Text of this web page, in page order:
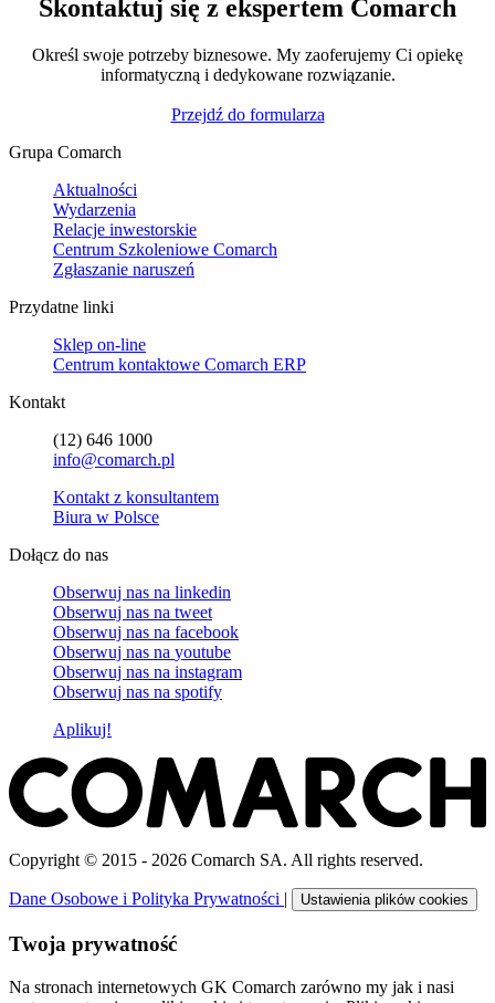
Skontaktuj się z ekspertem Comarch
Określ swoje potrzeby biznesowe. My zaoferujemy Ci opiekę
informatyczną i dedykowane rozwiązanie.
Przejdź do formularza
Grupa Comarch
Aktualności
Wydarzenia
Relacje inwestorskie
Centrum Szkoleniowe Comarch
Zgłaszanie naruszeń
Przydatne linki
Sklep on-line
Centrum kontaktowe Comarch ERP
Kontakt
(12) 646 1000
info@comarch.pl
Kontakt z konsultantem
Biura w Polsce
Dołącz do nas
Obserwuj nas na linkedin
Obserwuj nas na tweet
Obserwuj nas na facebook
Obserwuj nas na youtube
Obserwuj nas na instagram
Obserwuj nas na spotify
Aplikuj!
Copyright © 2015 - 2026 Comarch SA. All rights reserved.
Dane Osobowe i Polityka Prywatności | Ustawienia plików cookies
Twoja prywatność
Na stronach internetowych GK Comarch zarówno my jak i nasi